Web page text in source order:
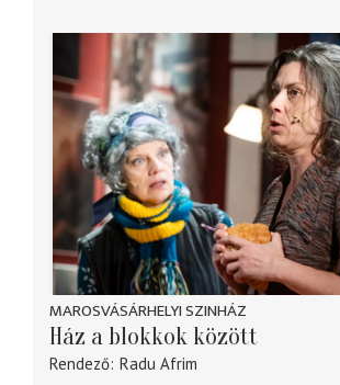
MAROSVÁSÁRHELYI SZINHÁZ
Ház a blokkok között
Rendező Radu Afrim